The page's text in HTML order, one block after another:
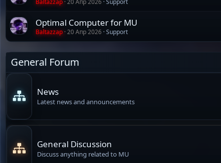
Baltazzap 20 Апр 2026 Support
Optimal Computer for MU
Baltazzap 20 Апр 2026 Support
General Forum
News
Latest news and announcements
General Discussion
Discuss anything related to MU